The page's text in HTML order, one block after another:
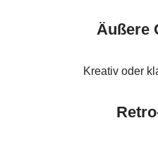
Äußere
Kreativ oder